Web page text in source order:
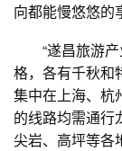
向都能慢悠悠的
“遂昌旅游产
格，各有千秋和
集中在上海、杭
的线路均需通行
尖岩、高坪等各